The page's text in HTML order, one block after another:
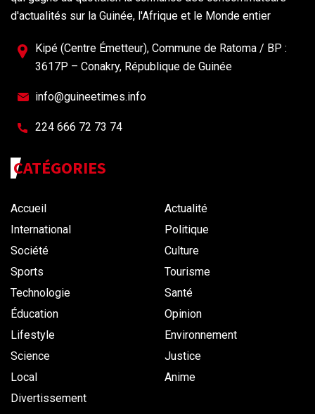
d'actualités sur la Guinée, l'Afrique et le Monde entier
Kipé (Centre Émetteur), Commune de Ratoma / BP :
3617P – Conakry, République de Guinée
info@guineetimes.info
224 666 72 73 74
CATÉGORIES
Accueil
Actualité
International
Politique
Société
Culture
Sports
Tourisme
Technologie
Santé
Éducation
Opinion
Lifestyle
Environnement
Science
Justice
Local
Anime
Divertissement